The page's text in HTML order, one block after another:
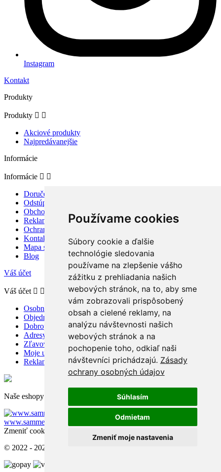
Používame cookies
Súbory cookie a ďalšie
technológie sledovania
používame na zlepšenie vášho
zážitku z prehliadania našich
webových stránok, na to, aby sme
vám zobrazovali prispôsobený
obsah a cielené reklamy, na
analýzu návštevnosti našich
webových stránok a na
pochopenie toho, odkiaľ naši
návštevníci prichádzajú. Zásady
ochrany osobných údajov
Súhlasím
Odmietam
Zmeniť moje nastavenia
Instagram
Kontakt
Produkty
Produkty  
Akciové produkty
Najpredávanejšie
Informácie
Informácie  
Doručenie a platba
Odstúpenie od zmluvy a reklamácia
Obchodné podmienky
Reklamačný poriadok
Ochrana osobných údajov
Kontaktujte nás
Mapa stránky
Blog
Váš účet
Váš účet  
Osobné údaje
Objednávky
Dobropisy
Adresy
Zľavové kupóny
Moje upozornenia
Reklamácie a odstúpenie od zmluvy
Naše eshopy pre zahraničie:
www.sammer.cz
www.sammer.ro
www.sammer.hu
Zmeniť cookies nastavenia
© 2022 - 2026 - Sammer.sk